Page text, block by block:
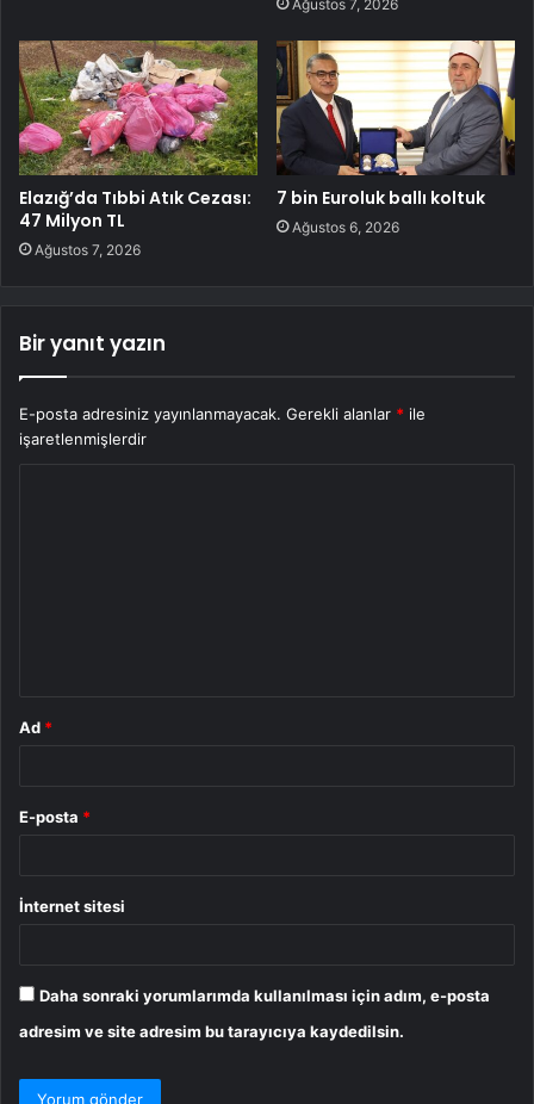
Ağustos 7, 2026
Elazığ’da Tıbbi Atık Cezası:
47 Milyon TL
Ağustos 7, 2026
7 bin Euroluk ballı koltuk
Ağustos 6, 2026
Bir yanıt yazın
E-posta adresiniz yayınlanmayacak. Gerekli alanlar * ile
işaretlenmişlerdir
Ad *
E-posta *
İnternet sitesi
Daha sonraki yorumlarımda kullanılması için adım, e-posta
adresim ve site adresim bu tarayıcıya kaydedilsin.